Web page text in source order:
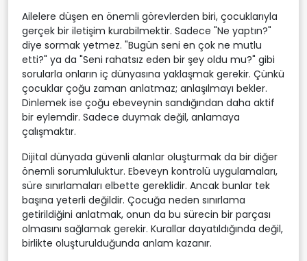
Ailelere düşen en önemli görevlerden biri, çocuklarıyla
gerçek bir iletişim kurabilmektir. Sadece "Ne yaptın?"
diye sormak yetmez. "Bugün seni en çok ne mutlu
etti?" ya da "Seni rahatsız eden bir şey oldu mu?" gibi
sorularla onların iç dünyasına yaklaşmak gerekir. Çünkü
çocuklar çoğu zaman anlatmaz; anlaşılmayı bekler.
Dinlemek ise çoğu ebeveynin sandığından daha aktif
bir eylemdir. Sadece duymak değil, anlamaya
çalışmaktır.
Dijital dünyada güvenli alanlar oluşturmak da bir diğer
önemli sorumluluktur. Ebeveyn kontrolü uygulamaları,
süre sınırlamaları elbette gereklidir. Ancak bunlar tek
başına yeterli değildir. Çocuğa neden sınırlama
getirildiğini anlatmak, onun da bu sürecin bir parçası
olmasını sağlamak gerekir. Kurallar dayatıldığında değil,
birlikte oluşturulduğunda anlam kazanır.